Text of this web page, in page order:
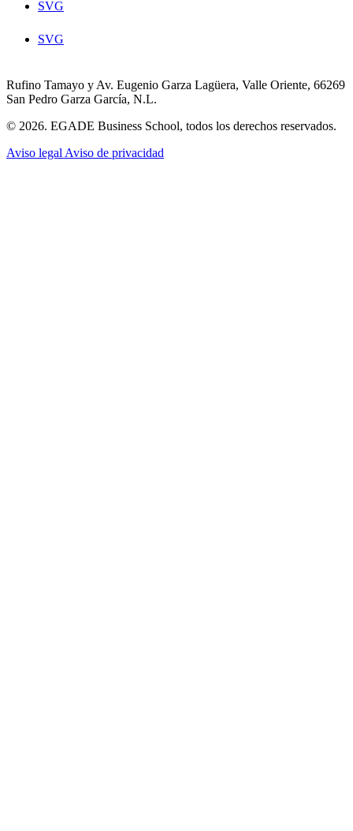
SVG
SVG
Rufino Tamayo y Av. Eugenio Garza Lagüera, Valle Oriente, 66269
San Pedro Garza García, N.L.
© 2026. EGADE Business School, todos los derechos reservados.
Aviso legal Aviso de privacidad